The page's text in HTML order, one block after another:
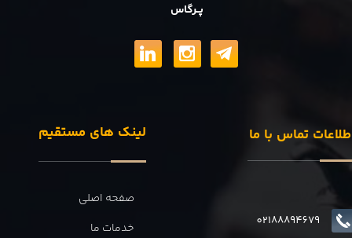
پــرگاس
لینک های مستقیم
صفحه اصلی
خدمات ما
تماس با ما
02188894679